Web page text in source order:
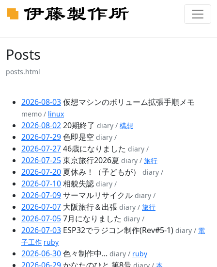
Posts
posts.html
2026-08-03仮想マシンのボリューム拡張手順メモ
memo / linux
2026-08-0220期終了 diary / 構想
2026-07-29色即是空 diary /
2026-07-2746歳になりました diary /
2026-07-25東京旅行2026夏 diary / 旅行
2026-07-20 夏休み！（子どもが） diary /
2026-07-10相貌失認 diary /
2026-07-09サーマルリサイクル diary /
2026-07-07 大阪旅行＆出張 diary / 旅行
2026-07-057月になりました diary /
2026-07-03 ESP32でラジコン制作(Rev#5-1) diary / 電
子工作 ruby
2026-06-30色々制作中... diary / ruby